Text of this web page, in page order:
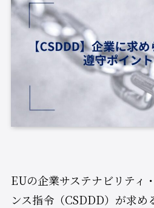
EUの企業サステナビリティ
ンス指令（CSDDD）が求め